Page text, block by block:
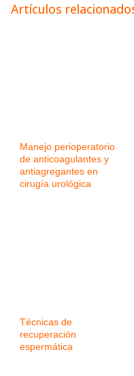
Artículos
Manejo perioperatorio
de anticoagulantes y
antiagregantes en
cirugía urológica
Técnicas de
recuperación
espermática